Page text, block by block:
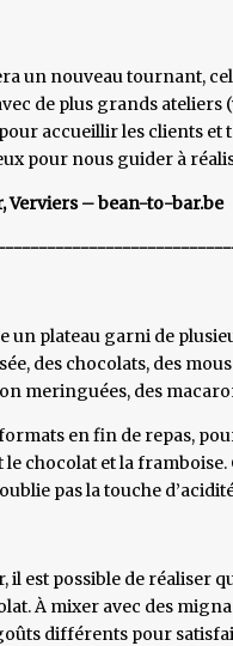
un nouveau tournant,
de plus grands
accueillir les clients
pour nous guider à
Verviers – bean-to-bar.be
un plateau garni de
des chocolats, des
meringuées, des
en fin de repas,
le chocolat et la
pas la touche
il est possible de réaliser
À mixer avec des
différents pour